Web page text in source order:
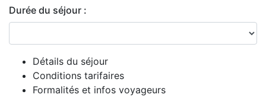
Durée du séjour :
Détails du séjour
Conditions tarifaires
Formalités et infos voyageurs